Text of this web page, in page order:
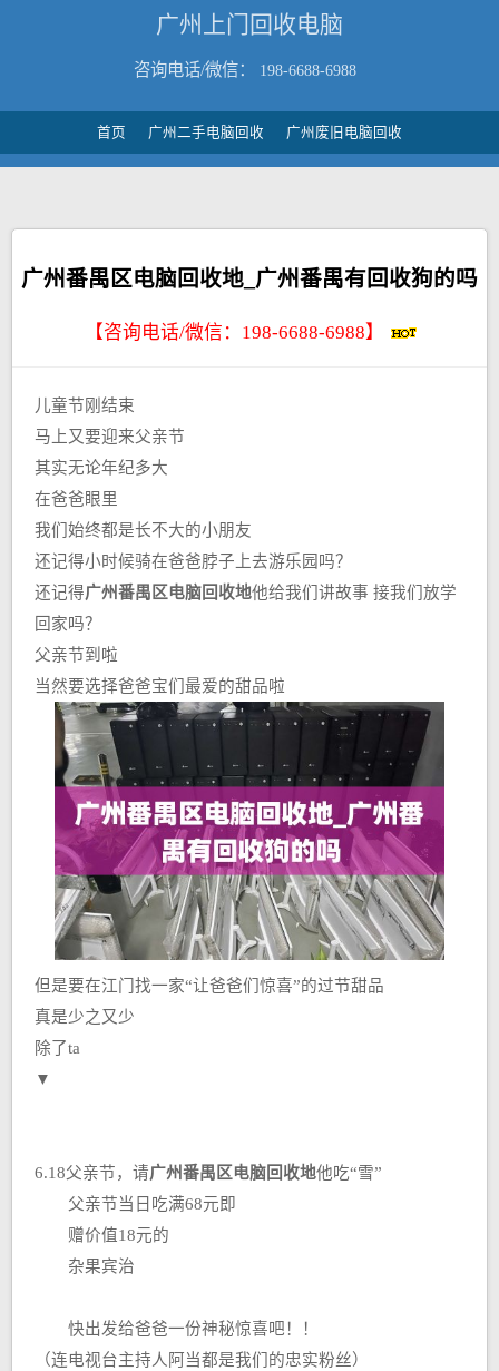
广州上门回收电脑
咨询电话/微信： 198-6688-6988
首页 广州二手电脑回收 广州废旧电脑回收
广州番禺区电脑回收地_广州番禺有回收狗的吗
【咨询电话/微信： 198-6688-6988】
儿童节刚结束
马上又要迎来父亲节
其实无论年纪多大
在爸爸眼里
我们始终都是长不大的小朋友
还记得小时候骑在爸爸脖子上去游乐园吗？
还记得广州番禺区电脑回收地他给我们讲故事 接我们放学
回家吗？
父亲节到啦
当然要选择爸爸宝们最爱的甜品啦
但是要在江门找一家“让爸爸们惊喜”的过节甜品
真是少之又少
除了ta
▼
6.18父亲节，请广州番禺区电脑回收地他吃“雪”
父亲节当日吃满68元即
赠价值18元的
杂果宾治
快出发给爸爸一份神秘惊喜吧！！
（连电视台主持人阿当都是我们的忠实粉丝）